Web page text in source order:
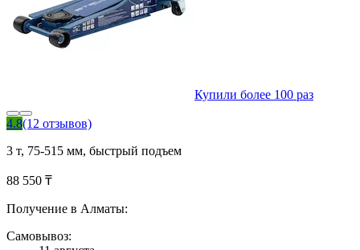
Купили более 100 раз
4.8(12 отзывов)
3 т, 75-515 мм, быстрый подъем
88 550 ₸
Получение в Алматы:
Самовывоз: